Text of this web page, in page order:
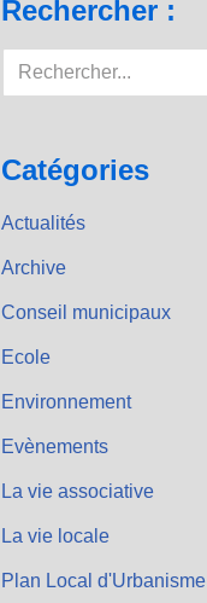
Rechercher :
Catégories
Actualités
Archive
Conseil municipaux
Ecole
Environnement
Evènements
La vie associative
La vie locale
Plan Local d'Urbanisme